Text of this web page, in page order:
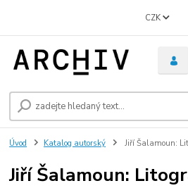
CZK
Úvod Katalog autorský Jiří Šalamoun:
Jiří Šalamoun: